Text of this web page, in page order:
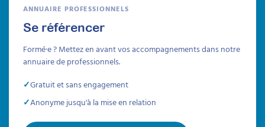
ANNUAIRE PROFESSIONNELS
Se référencer
Formé·e ? Mettez en avant vos accompagnements dans notre
annuaire de professionnels.
Gratuit et sans engagement
Anonyme jusqu'à la mise en relation